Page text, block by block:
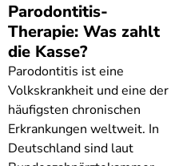
Parodontitis-
Therapie: Was zahlt
die Kasse?
Parodontitis ist eine
Volkskrankheit und eine der
häufigsten chronischen
Erkrankungen weltweit. In
Deutschland sind laut